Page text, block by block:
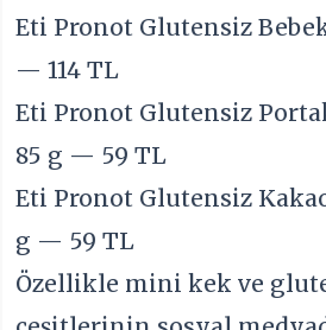
Eti Pronot Glutensiz
— 114 TL
Eti Pronot Glutensiz
85 g — 59 TL
Eti Pronot Glutensiz
g — 59 TL
Özellikle mini kek ve